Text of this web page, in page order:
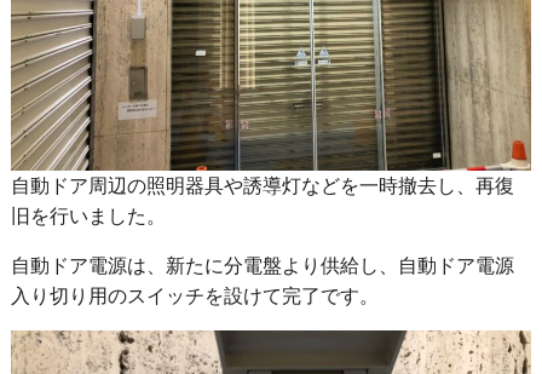
自動ドア周辺の照明器具や誘導灯などを一時撤去し、再復
旧を行いました。
自動ドア電源は、新たに分電盤より供給し、自動ドア電源
入り切り用のスイッチを設けて完了です。